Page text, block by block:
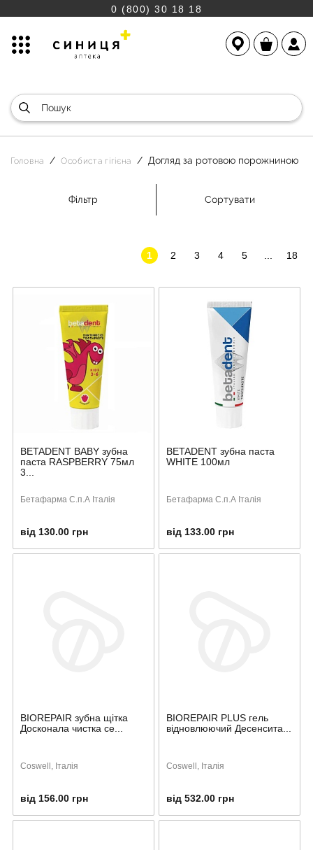
0 (800) 30 18 18
Головна Особиста гігієна Догляд за ротовою порожниною
Фільтр Сортувати
1 2 3 4 5 18
BETADENT BABY зубна
паста RASPBERRY 75мл
3...
Бетафарма С.п.А Італія
від 130.00 грн
BETADENT зубна паста
WHITE 100мл
Бетафарма С.п.А Італія
від 133.00 грн
BIOREPAIR зубна щітка
Досконала чистка се...
Coswell, Італія
від 156.00 грн
BIOREPAIR PLUS гель
відновлюючий Десенсита...
Coswell, Італія
від 532.00 грн